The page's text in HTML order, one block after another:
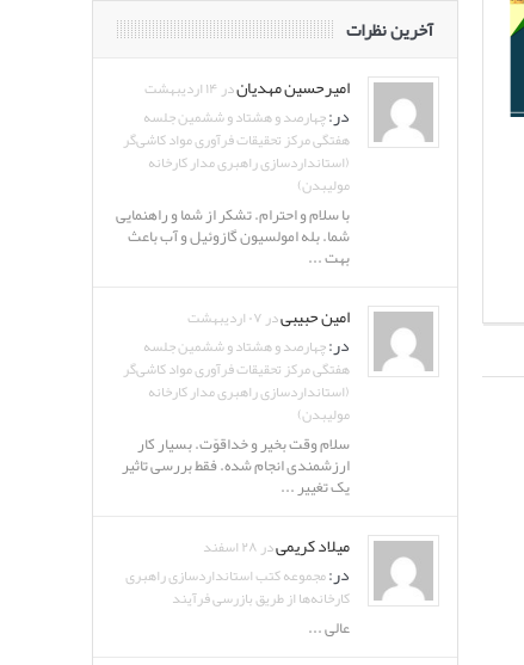
آخرین نظرات
امیرحسین مهدیاندر ۱۴ اردیبهشت
در:چهارصد و هشتاد و ششمین جلسه
هفتگی مرکز تحقیقات فرآوری مواد کاشی‌گر
(استانداردسازی راهبری مدار کارخانه
مولیبدن)
با سلام و احترام. تشکر از شما و راهنمایی
شما. بله امولسیون گازوئیل و آب باعث
بهت ...
امین حبیبیدر ۰۷ اردیبهشت
در:چهارصد و هشتاد و ششمین جلسه
هفتگی مرکز تحقیقات فرآوری مواد کاشی‌گر
(استانداردسازی راهبری مدار کارخانه
مولیبدن)
سلام وقت بخیر و خداقوّت. بسیار کار
ارزشمندی انجام شده. فقط بررسی تاثیر
یک تغییر ...
میلاد کریمیدر ۲۸ اسفند
در:مجموعه کتب استانداردسازی راهبری
کارخانه‌ها از طریق بازرسی فرآیند
عالی ...